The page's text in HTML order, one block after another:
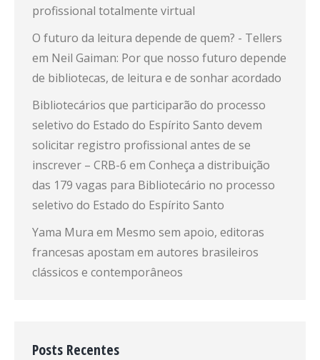
profissional totalmente virtual
O futuro da leitura depende de quem? - Tellers
em Neil Gaiman: Por que nosso futuro depende
de bibliotecas, de leitura e de sonhar acordado
Bibliotecários que participarão do processo
seletivo do Estado do Espírito Santo devem
solicitar registro profissional antes de se
inscrever – CRB-6 em Conheça a distribuição
das 179 vagas para Bibliotecário no processo
seletivo do Estado do Espírito Santo
Yama Mura em Mesmo sem apoio, editoras
francesas apostam em autores brasileiros
clássicos e contemporâneos
Posts Recentes